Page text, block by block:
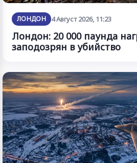
ЛОНДОН 4 Август 2026, 11:23
Лондон: 20 000 паунда
заподозрян в убийство